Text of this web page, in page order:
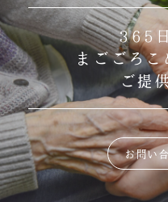
365
まごごろ
ご提
お問い